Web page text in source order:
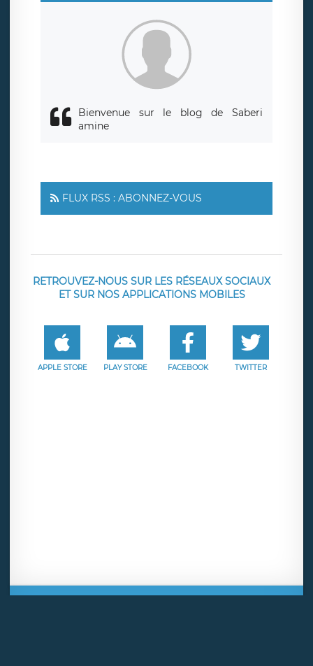
de traitement est la société LÉGAVOX, sis 9 rue Léopold
Sédar Senghor, joignable à l’adresse mail :
responsabledetraitement@legavox.fr. Vous avez également
le droit d’introduire une réclamation auprès d’une autorité
Bienvenue sur le blog de Saberi
amine
FLUX RSS : ABONNEZ-VOUS
RETROUVEZ-NOUS SUR LES RÉSEAUX SOCIAUX
ET SUR NOS APPLICATIONS MOBILES
APPLE STORE PLAY STORE FACEBOOK TWITTER